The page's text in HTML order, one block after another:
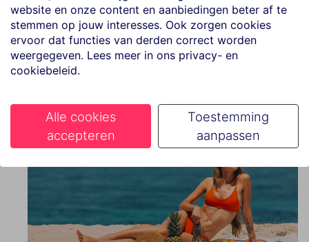
Wellnesscentrum met massages en sauna’s
Fitnessruimte en animatieprogramma voor wie actief wil
zijn
website en onze content en aanbiedingen beter af te
stemmen op jouw interesses. Ook zorgen cookies
ervoor dat functies van derden correct worden
weergegeven. Lees meer in ons privacy- en
cookiebeleid.
Alle cookies
accepteren
Toestemming
aanpassen